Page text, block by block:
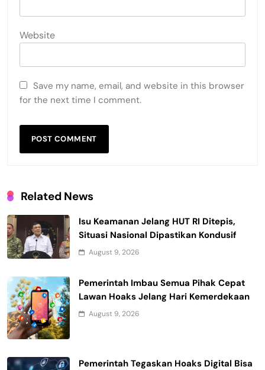
Website
Save my name, email, and website in this browser
for the next time I comment.
Related News
Isu Keamanan Jelang HUT RI Ditepis,
Situasi Nasional Dipastikan Kondusif
August 9, 2026
Pemerintah Imbau Semua Pihak Cepat
Lawan Hoaks Jelang Hari Kemerdekaan
August 9, 2026
Pemerintah Tegaskan Hoaks Digital Bisa